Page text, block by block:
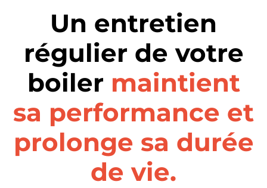
Un entretien
régulier de votre
boiler maintient
sa performance et
prolonge sa durée
de vie.